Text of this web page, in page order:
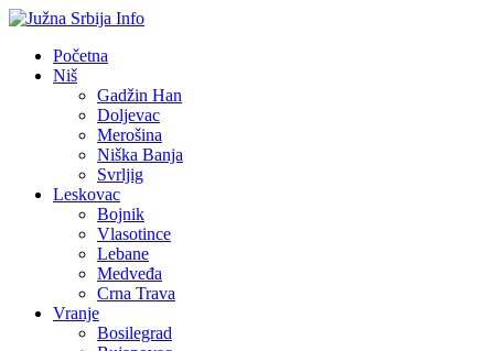
Početna
Niš
Gadžin Han
Doljevac
Merošina
Niška Banja
Svrljig
Leskovac
Bojnik
Vlasotince
Lebane
Medveđa
Crna Trava
Vranje
Bosilegrad